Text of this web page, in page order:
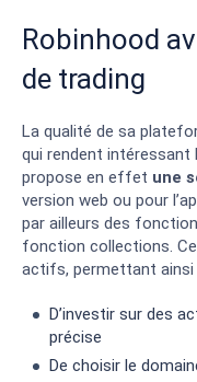
Robinhood
de trading
La qualité de sa
qui rendent intéressant
propose en effet une
version web ou pour
par ailleurs des
fonction collections.
actifs, permettant ainsi
D’investir sur des
précise
De choisir le